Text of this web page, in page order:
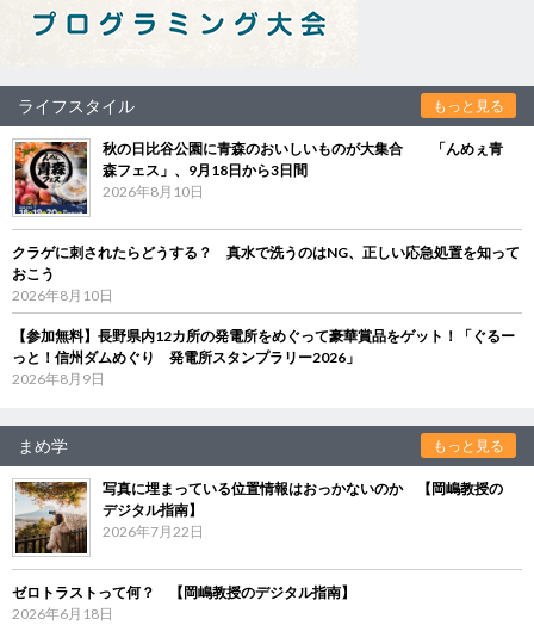
ライフスタイル もっと見る
秋の日比谷公園に青森のおいしいものが大集合 「んめぇ青
森フェス」、9月18日から3日間
2026年8月10日
クラゲに刺されたらどうする？ 真水で洗うのはNG、正しい応急処置を知って
おこう
2026年8月10日
【参加無料】長野県内12カ所の発電所をめぐって豪華賞品をゲット！「ぐるー
っと！信州ダムめぐり 発電所スタンプラリー2026」
2026年8月9日
まめ学 もっと見る
写真に埋まっている位置情報はおっかないのか 【岡嶋教授の
デジタル指南】
2026年7月22日
ゼロトラストって何？ 【岡嶋教授のデジタル指南】
2026年6月18日